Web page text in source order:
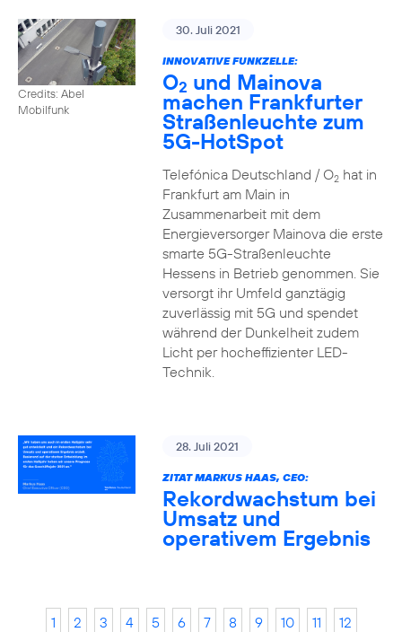
Credits: Abel
Mobilfunk
30. Juli 2021
INNOVATIVE FUNKZELLE:
O2 und Mainova
machen Frankfurter
Straßenleuchte zum
5G-HotSpot
Telefónica Deutschland / O2hat in
Frankfurt am Main in
Zusammenarbeit mit dem
Energieversorger Mainova die erste
smarte 5G-Straßenleuchte
Hessens in Betrieb genommen. Sie
versorgt ihr Umfeld ganztägig
zuverlässig mit 5G und spendet
während der Dunkelheit zudem
Licht per hocheffizienter LED-
Technik.
28. Juli 2021
ZITAT MARKUS HAAS, CEO:
Rekordwachstum bei
Umsatz und
operativem Ergebnis
1 2 3 4 5 6 7 8 9 10 11
12